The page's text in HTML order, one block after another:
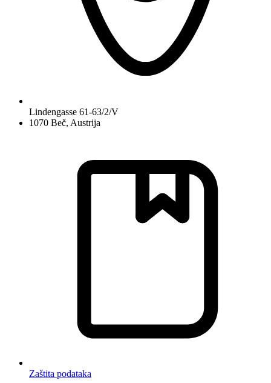
Lindengasse 61-63/2/V
1070 Beč, Austrija
Zaštita podataka